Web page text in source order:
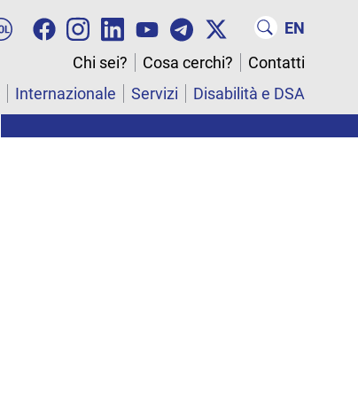
EN
Chi sei?
Cosa cerchi?
Contatti
Internazionale Servizi Disabilità e DSA